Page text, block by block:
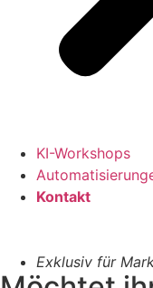
KI-Workshops
Kontakt
Exklusiv für